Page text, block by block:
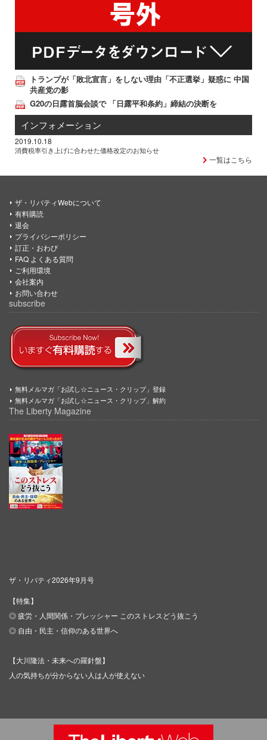
トランプが「敗北宣言」をしない理由「不正選挙」疑惑に 中国
共産党の影
G20の日露首脳会談で 「日露平和条約」締結の決断を
インフォメーション
2019.10.18
消費税率引き上げに合わせた価格改定のお知らせ
一覧はこちら
ザ・リバティWebについて
有料購読
退会
プライバシーポリシー
訂正・おわび
FAQ よくある質問
ご利用環境
会社案内
お問い合わせ
subscribe
無料メルマガ「お試し☆ニュース・クリップ」登録
無料メルマガ「お試し☆ニュース・クリップ」解約
The Liberty Magazine
ザ・リバティ2026年9月号
【特集】
◎ 疲労・人間関係・プレッシャー このストレスどう抜こう
◎ 自由・民主・信仰のある世界へ
【大川隆法・未来への羅針盤】
人の気持ちが分からない人は人が使えない